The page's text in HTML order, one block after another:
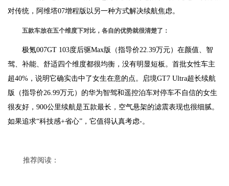
对传统，阿维塔07增程版以另一种方式解决续航焦虑。
五款车放在五个维度下对比，各自的优势就很清楚了：
极氪007GT 103度后驱Max版（指导价22.39万元）在颜值、智
驾、补能、舒适四个维度都很均衡，没有明显短板。首批女性车主
超40%，说明它确实击中了女生在意的点。启境GT7 Ultra超长续航
版（指导价26.99万元）的华为智驾和遥控泊车对停车不自信的女生
很友好，900公里续航是五款最长，空气悬架的滤震表现也很细腻。
如果追求“科技感+省心”，它值得认真考虑-。
推荐阅读：